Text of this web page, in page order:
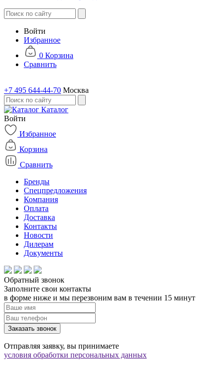
Войти
Избранное
0 Корзина
Сравнить
+7 495 644-44-70 Москва
Каталог
Войти
Избранное
Корзина
Сравнить
Бренды
Спецпредложения
Компания
Оплата
Доставка
Контакты
Новости
Дилерам
Документы
Обратный звонок
Заполните свои контакты
в форме ниже и мы перезвоним вам в течении 15 минут
Заказать звонок
Отправляя заявку, вы принимаете
условия обработки персональных данных